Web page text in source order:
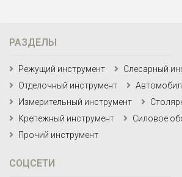
РАЗДЕЛЫ
Режущий инструмент
Слесарный
Отделочный инструмент
Измерительный инструмент
Крепежный инструмент
Силовое
Прочий инструмент
СОЦСЕТИ